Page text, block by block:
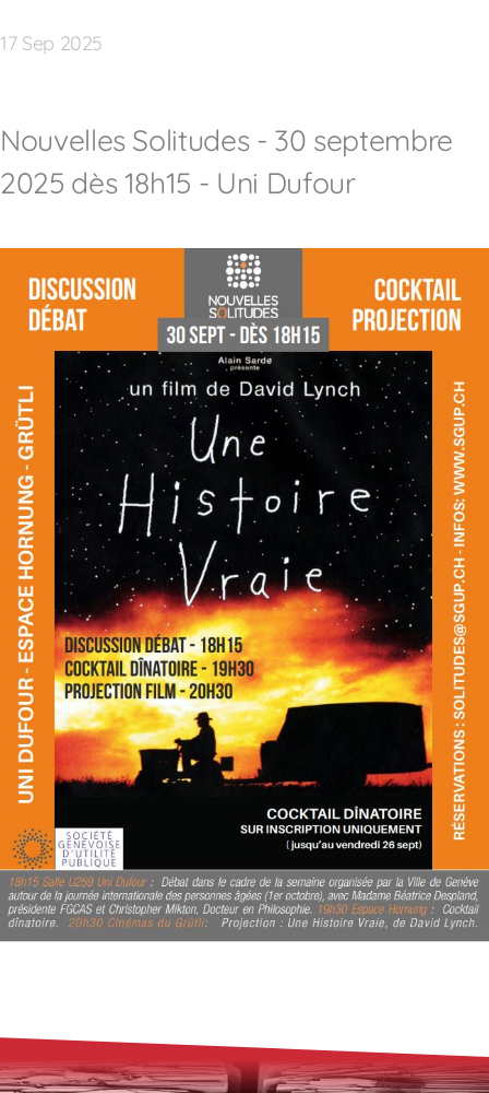
17 Sep 2025
Nouvelles Solitudes - 30 septembre
2025 dès 18h15 - Uni Dufour